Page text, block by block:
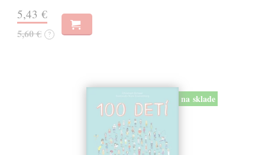
5,43 €
5,60 € ?
na sklade